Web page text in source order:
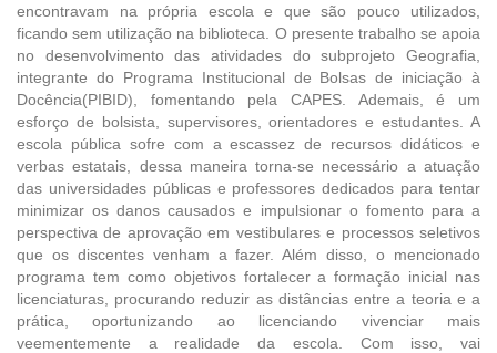
encontravam na própria escola e que são pouco utilizados,
ficando sem utilização na biblioteca. O presente trabalho se apoia
no desenvolvimento das atividades do subprojeto Geografia,
integrante do Programa Institucional de Bolsas de iniciação à
Docência(PIBID), fomentando pela CAPES. Ademais, é um
esforço de bolsista, supervisores, orientadores e estudantes. A
escola pública sofre com a escassez de recursos didáticos e
verbas estatais, dessa maneira torna-se necessário a atuação
das universidades públicas e professores dedicados para tentar
minimizar os danos causados e impulsionar o fomento para a
perspectiva de aprovação em vestibulares e processos seletivos
que os discentes venham a fazer. Além disso, o mencionado
programa tem como objetivos fortalecer a formação inicial nas
licenciaturas, procurando reduzir as distâncias entre a teoria e a
prática, oportunizando ao licenciando vivenciar mais
veementemente a realidade da escola. Com isso, vai